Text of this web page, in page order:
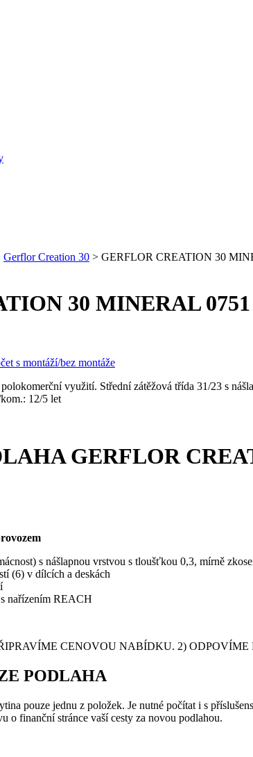
Gerflor Creation 30 > GERFLOR CREATION 30
30 MINERAL
s montáží/bez montáže
využití. Střední zátěžová třída 31/23 s
12/5 let
GERFLOR
s nášlapnou vrstvou s tloušťkou 0,3, mírně
(6) v dílcích a deskách
nařízením REACH
CENOVOU NABÍDKU. 2) ODPOVÍME
PODLAHA
pouze jednu z položek. Je nutné počítat i s
o finanční stránce vaší cesty za novou podlahou.